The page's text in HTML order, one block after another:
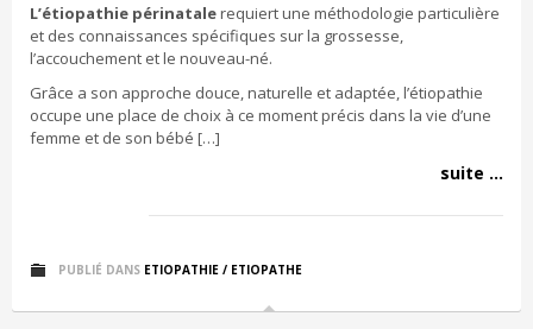
L’étiopathie périnatalerequiert une méthodologie particulière
et des connaissances spécifiques sur la grossesse,
l’accouchement et le nouveau-né.
Grâce a son approche douce, naturelle et adaptée, l’étiopathie
occupe une place de choix à ce moment précis dans la vie d’une
femme et de son bébé […]
suite ...
PUBLIÉ DANS ETIOPATHIE / ETIOPATHE